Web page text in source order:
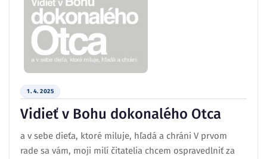
1. 4. 2025
Vidieť v Bohu dokonalého Otca
a v sebe dieťa, ktoré miluje, hľadá a chráni V prvom
rade sa vám, moji milí čitatelia chcem ospravedlniť za